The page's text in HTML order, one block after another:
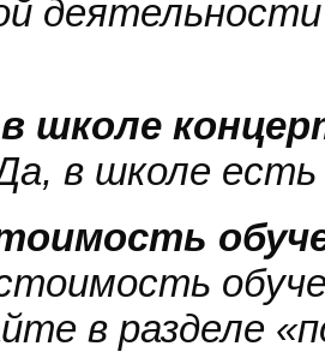
школе
в школе
в разделе